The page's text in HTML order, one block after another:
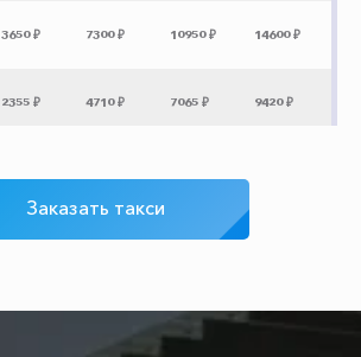
3650 ₽ 7300 ₽ 10950 ₽ 14600 ₽
2355 ₽ 4710 ₽ 7065 ₽ 9420 ₽
3840 ₽ 7680 ₽ 11520 ₽
Заказать такси